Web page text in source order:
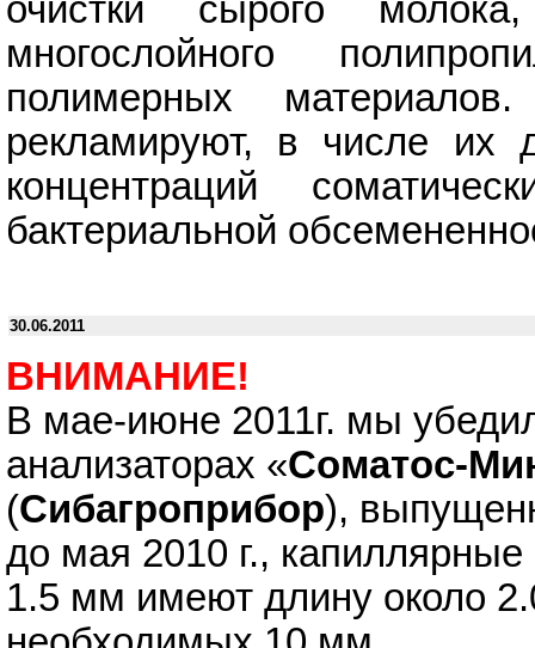
очистки сырого
многослойного
полимерных
рекламируют, в числе их
концентраций
бактериальной
30.06.2011
ВНИМАНИЕ!
В мае-июне 2011г. мы
анализаторах «Соматос-
(Сибагроприбор),
до мая 2010 г.,
1.5 мм имеют длину около